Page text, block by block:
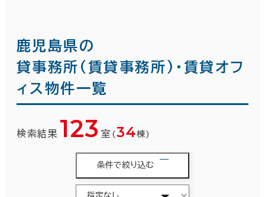
鹿児島県の
貸事務所(賃貸事務所)・賃貸オフ
ィス物件一覧
検索結果 123 室 (34棟)
条件で絞り込む